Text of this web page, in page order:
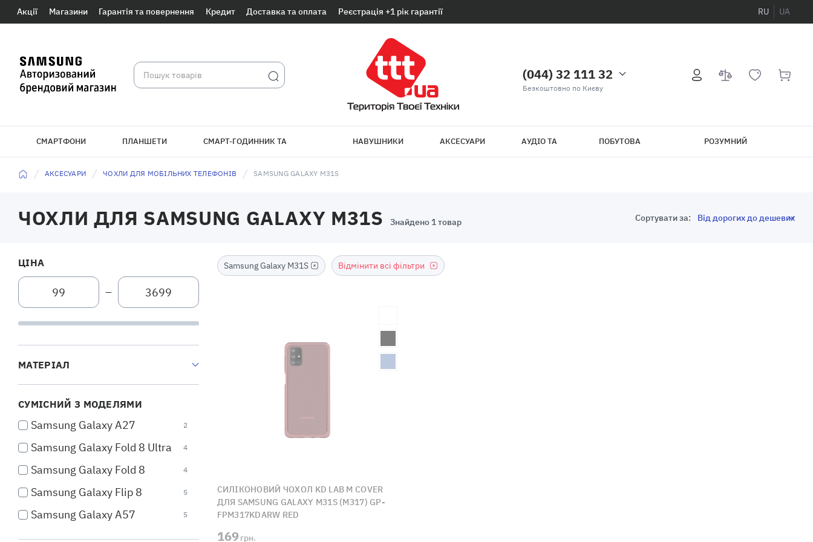
Акції Магазини Гарантія та повернення Кредит Доставка та оплата Реєстрація +1 рік гарантії RU UA
(044) 32 111 32
Безкоштовно по Києву
СМАРТФОНИ ПЛАНШЕТИ СМАРТ-ГОДИННИК ТА
БРАСЛЕТИ
НАВУШНИКИ АКСЕСУАРИ АУДІО ТА ПОБУТОВА РОЗУМНИЙ
АКСЕСУАРИ ЧОХЛИ ДЛЯ МОБІЛЬНИХ ТЕЛЕФОНІВ SAMSUNG GALAXY M31S
ЧОХЛИ ДЛЯ SAMSUNG GALAXY M31S Знайдено 1 товар Сортувати за:
Samsung Galaxy M31S Відмінити всі фільтри
CИЛІКОНОВИЙ ЧОХОЛ KD LAB M COVER
ДЛЯ SAMSUNG GALAXY M31S (M317) GP-
FPM317KDARW RED
169 грн.
ЦІНА
—
МАТЕРІАЛ
СУМІСНИЙ З МОДЕЛЯМИ
Samsung Galaxy A27 2
Samsung Galaxy Fold 8 Ultra 4
Samsung Galaxy Fold 8 4
Samsung Galaxy Flip 8 5
Samsung Galaxy A57 5
Samsung Galaxy A37 5